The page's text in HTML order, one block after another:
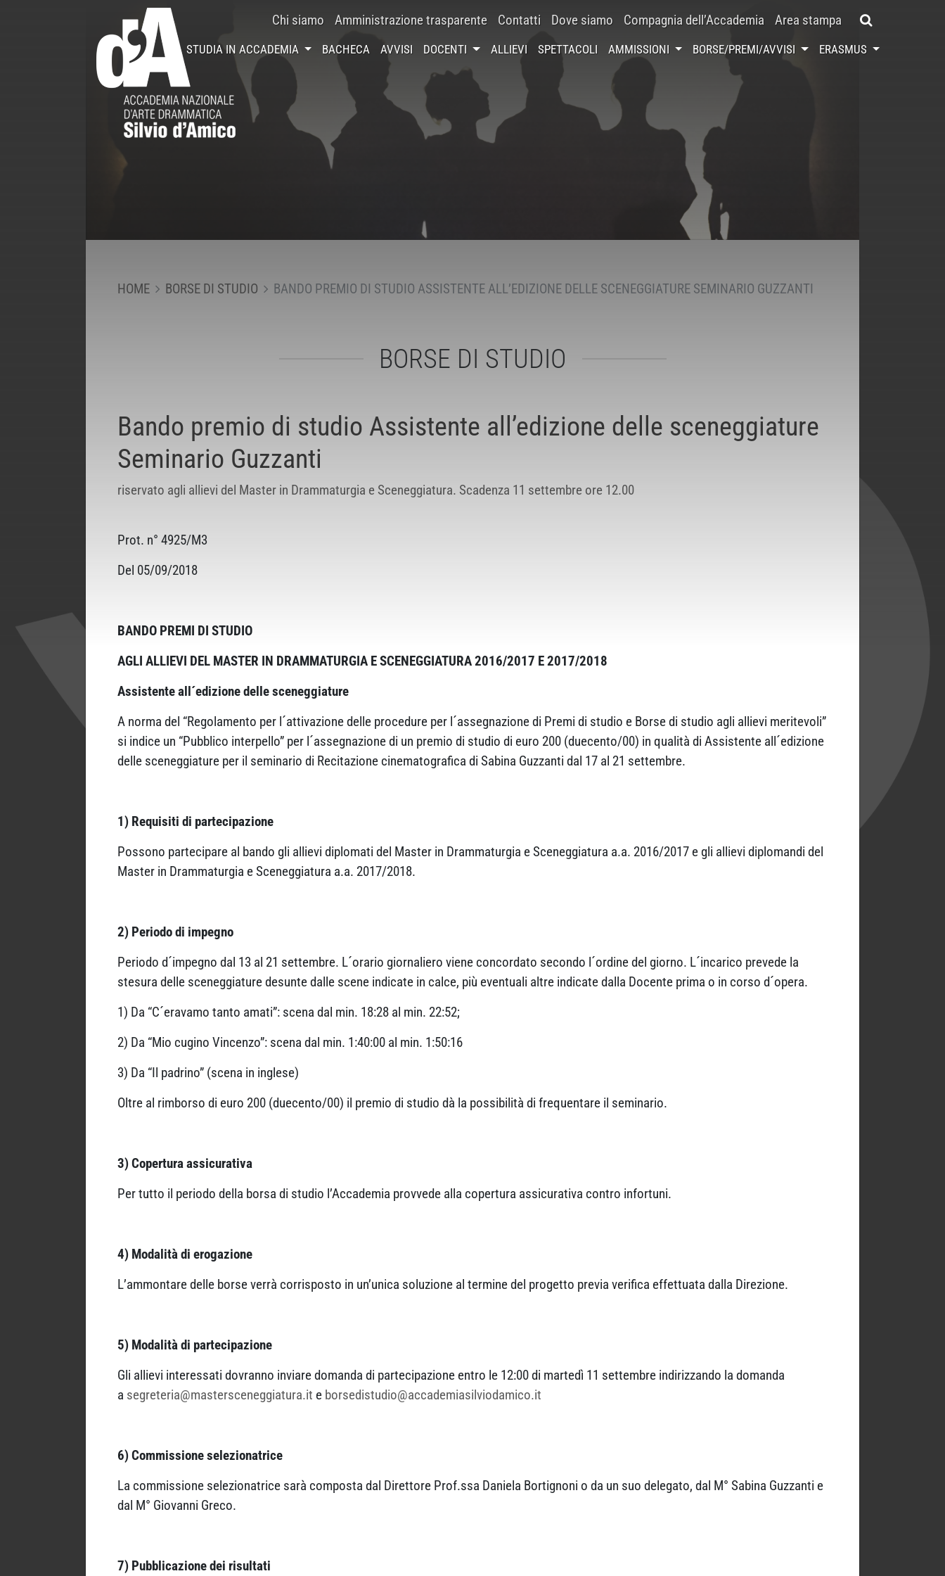
Chi siamo Amministrazione trasparente Contatti Dove siamo Compagnia dell’Accademia Area stampa
STUDIA IN ACCADEMIA BACHECA AVVISI DOCENTI ALLIEVI SPETTACOLI AMMISSIONI BORSE/PREMI/AVVISI ERASMUS
HOME BORSE DI STUDIO BANDO PREMIO DI STUDIO ASSISTENTE ALL’EDIZIONE DELLE SCENEGGIATURE SEMINARIO GUZZANTI
BORSE DI STUDIO
Bando premio di studio Assistente all’edizione delle sceneggiature
Seminario Guzzanti
riservato agli allievi del Master in Drammaturgia e Sceneggiatura. Scadenza 11 settembre ore 12.00
Prot. n° 4925/M3
Del 05/09/2018
BANDO PREMI DI STUDIO
AGLI ALLIEVI DEL MASTER IN DRAMMATURGIA E SCENEGGIATURA 2016/2017 E 2017/2018
Assistente all´edizione delle sceneggiature
A norma del “Regolamento per l´attivazione delle procedure per l´assegnazione di Premi di studio e Borse di studio agli allievi meritevoli”
si indice un “Pubblico interpello” per l´assegnazione di un premio di studio di euro 200 (duecento/00) in qualità di Assistente all´edizione
delle sceneggiature per il seminario di Recitazione cinematografica di Sabina Guzzanti dal 17 al 21 settembre.
1) Requisiti di partecipazione
Possono partecipare al bando gli allievi diplomati del Master in Drammaturgia e Sceneggiatura a.a. 2016/2017 e gli allievi diplomandi del
Master in Drammaturgia e Sceneggiatura a.a. 2017/2018.
2) Periodo di impegno
Periodo d´impegno dal 13 al 21 settembre. L´orario giornaliero viene concordato secondo l´ordine del giorno. L´incarico prevede la
stesura delle sceneggiature desunte dalle scene indicate in calce, più eventuali altre indicate dalla Docente prima o in corso d´opera.
1) Da “C´eravamo tanto amati”: scena dal min. 18:28 al min. 22:52;
2) Da “Mio cugino Vincenzo”: scena dal min. 1:40:00 al min. 1:50:16
3) Da “Il padrino” (scena in inglese)
Oltre al rimborso di euro 200 (duecento/00) il premio di studio dà la possibilità di frequentare il seminario.
3) Copertura assicurativa
Per tutto il periodo della borsa di studio l’Accademia provvede alla copertura assicurativa contro infortuni.
4) Modalità di erogazione
L’ammontare delle borse verrà corrisposto in un’unica soluzione al termine del progetto previa verifica effettuata dalla Direzione.
5) Modalità di partecipazione
Gli allievi interessati dovranno inviare domanda di partecipazione entro le 12:00 di martedì 11 settembre indirizzando la domanda
a segreteria@mastersceneggiatura.it e borsedistudio@accademiasilviodamico.it
6) Commissione selezionatrice
La commissione selezionatrice sarà composta dal Direttore Prof.ssa Daniela Bortignoni o da un suo delegato, dal M° Sabina Guzzanti e
dal M° Giovanni Greco.
7) Pubblicazione dei risultati